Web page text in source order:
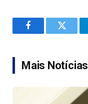
FacebookTwitter
Mais Notícias